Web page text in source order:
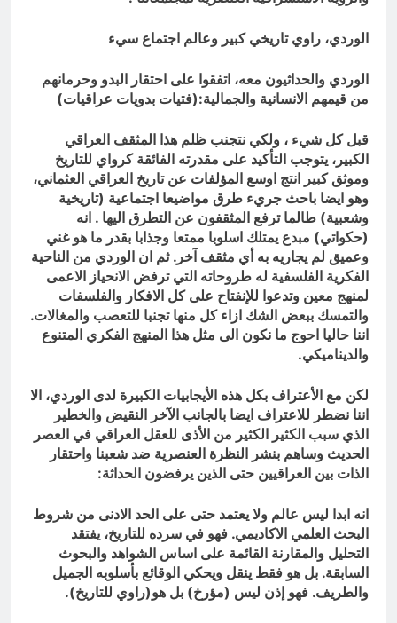
الوردي، راوي تاريخي كبير وعالم اجتماع سيء
الوردي والحداثيون معه، اتفقوا على احتقار البدو وحرمانهم
من قيمهم الانسانية والجمالية:(فتيات بدويات عراقيات)
قبل كل شيء ، ولكي نتجنب ظلم هذا المثقف العراقي
الكبير، يتوجب التأكيد على مقدرته الفائقة كرواي للتاريخ
وموثق كبير انتج اوسع المؤلفات عن تاريخ العراقي العثماني،
وهو ايضا باحث جريء طرق مواضيعا اجتماعية (تاريخية
وشعبية) طالما ترفع المثقفون عن التطرق اليها . انه
(حكواتي) مبدع يمتلك اسلوبا ممتعا وجذابا بقدر ما هو غني
وعميق لم يجاريه به أي مثقف آخر. ثم ان الوردي من الناحية
الفكرية الفلسفية له طروحاته التي ترفض الانحياز الاعمى
لمنهج معين وتدعوا للإنفتاح على كل الافكار والفلسفات
والتمسك ببعض الشك ازاء كل منها تجنبا للتعصب والمغالات.
اننا حاليا احوج ما نكون الى مثل هذا المنهج الفكري المتنوع
والديناميكي.
لكن مع الأعتراف بكل هذه الأيجابيات الكبيرة لدى الوردي، الا
اننا نضطر للاعتراف ايضا بالجانب الآخر النقيض والخطير
الذي سبب الكثير الكثير من الأذى للعقل العراقي في العصر
الحديث وساهم بنشر النظرة العنصرية ضد شعبنا واحتقار
الذات بين العراقيين حتى الذين يرفضون الحداثة:
انه ابدا ليس عالم ولا يعتمد حتى على الحد الادنى من شروط
البحث العلمي الاكاديمي. فهو في سرده للتاريخ، يفتقد
التحليل والمقارنة القائمة على اساس الشواهد والبحوث
السابقة. بل هو فقط ينقل ويحكي الوقائع بأسلوبه الجميل
والطريف. فهو إذن ليس (مؤرخ) بل هو(راوي للتاريخ).